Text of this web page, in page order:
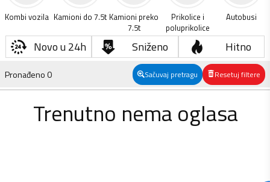
Kombi vozila Kamioni do 7.5t Kamioni preko
7.5t
Prikolice i
poluprikolice
Autobusi
Novo u 24h Sniženo Hitno
Pronađeno0 Sačuvaj pretragu Resetuj filtere
Trenutno nema oglasa